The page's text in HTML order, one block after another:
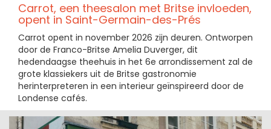
Carrot, een theesalon met Britse invloeden,
opent in Saint-Germain-des-Prés
Carrot opent in november 2026 zijn deuren. Ontworpen
door de Franco-Britse Amelia Duverger, dit
hedendaagse theehuis in het 6e arrondissement zal de
grote klassiekers uit de Britse gastronomie
herinterpreteren in een interieur geïnspireerd door de
Londense cafés.